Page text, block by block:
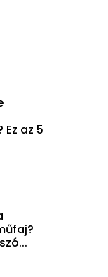
az 5